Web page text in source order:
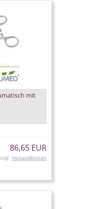
mit
86,65 EUR
Versandkosten